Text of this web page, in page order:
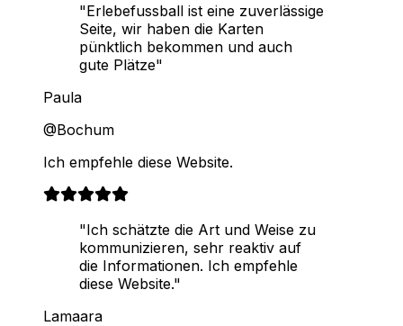
"Erlebefussball ist eine zuverlässige
Seite, wir haben die Karten
pünktlich bekommen und auch
gute Plätze"
Paula
@Bochum
Ich empfehle diese Website.
"Ich schätzte die Art und Weise zu
kommunizieren, sehr reaktiv auf
die Informationen. Ich empfehle
diese Website."
Lamaara